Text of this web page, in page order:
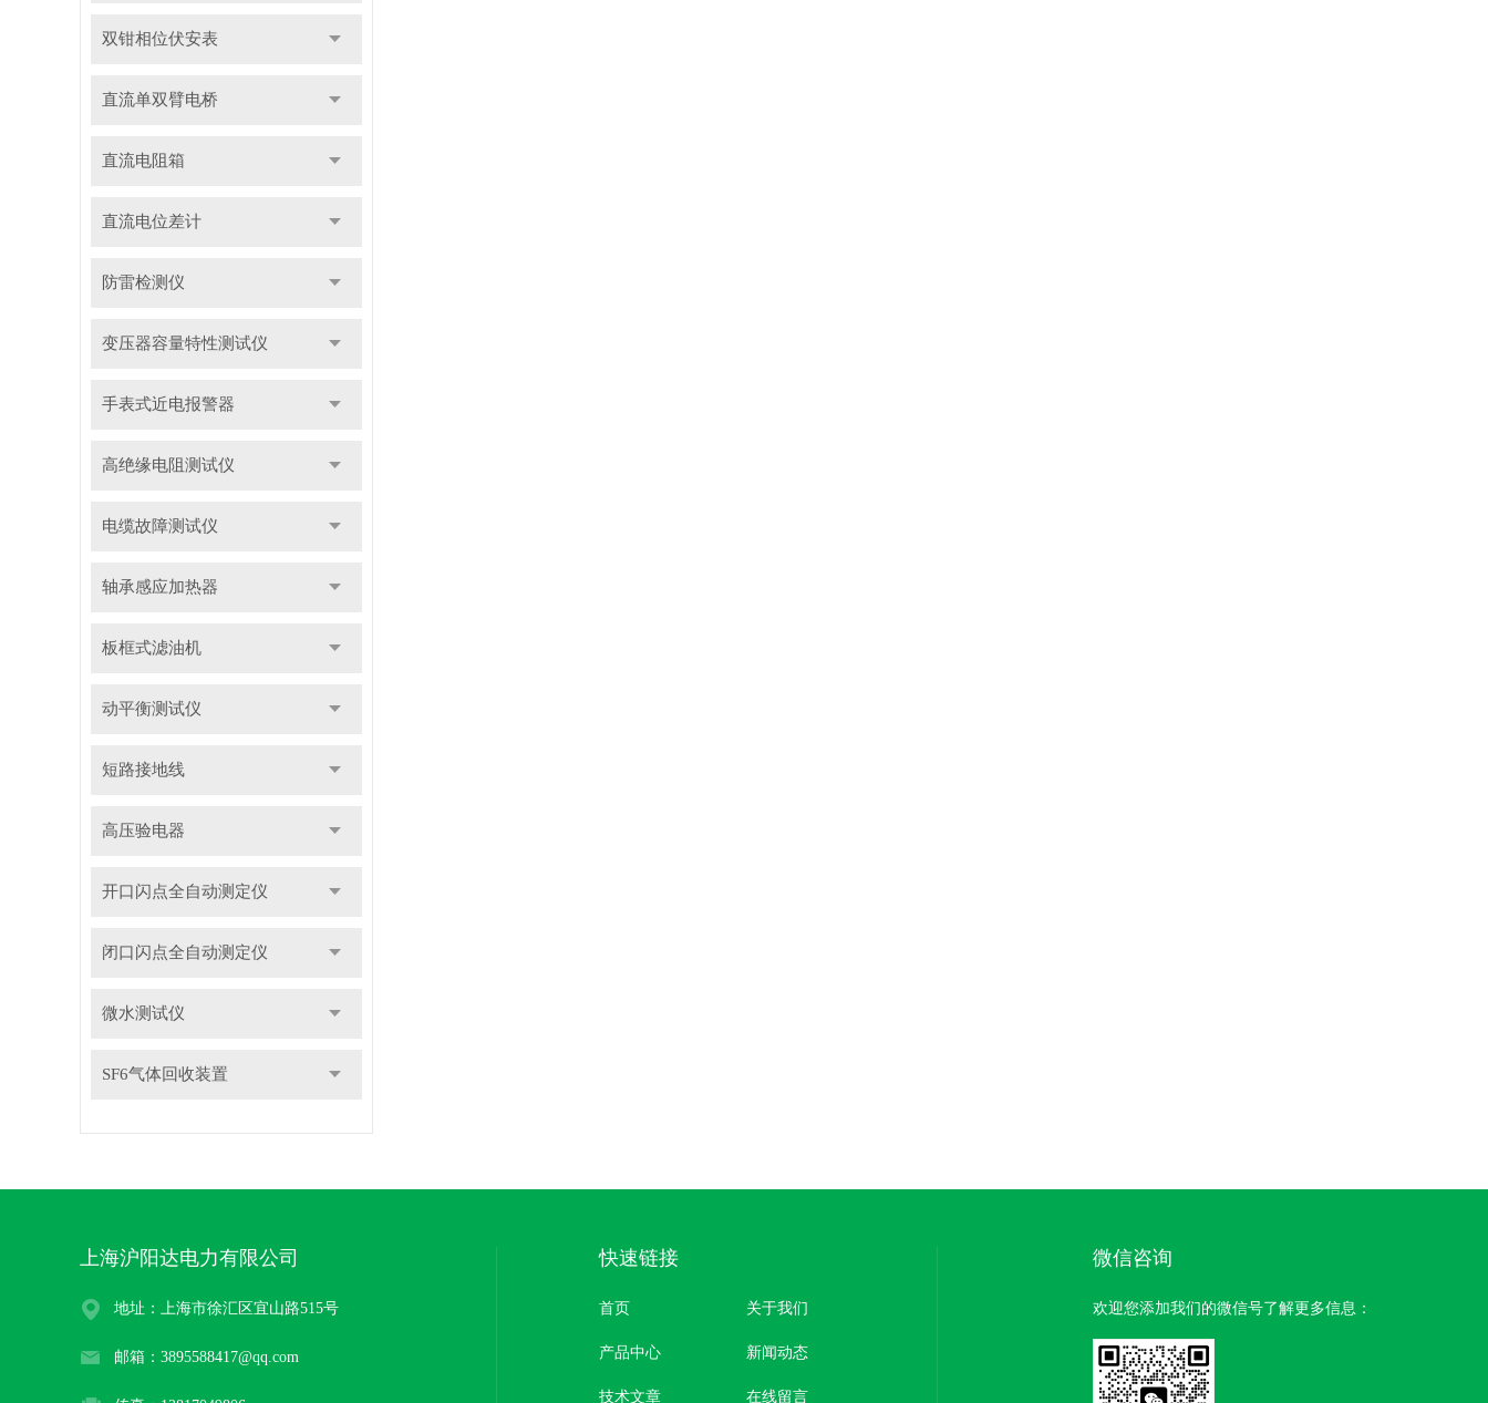
双钳相位伏安表
直流单双臂电桥
直流电阻箱
直流电位差计
防雷检测仪
变压器容量特性测试仪
手表式近电报警器
高绝缘电阻测试仪
电缆故障测试仪
轴承感应加热器
板框式滤油机
动平衡测试仪
短路接地线
高压验电器
开口闪点全自动测定仪
闭口闪点全自动测定仪
微水测试仪
SF6气体回收装置
上海沪阳达电力有限公司
地址：上海市徐汇区宜山路515号
邮箱：3895588417@qq.com
快速链接
首页 关于我们
产品中心 新闻动态
技术文章 在线留言
微信咨询
欢迎您添加我们的微信号了解更多信息：